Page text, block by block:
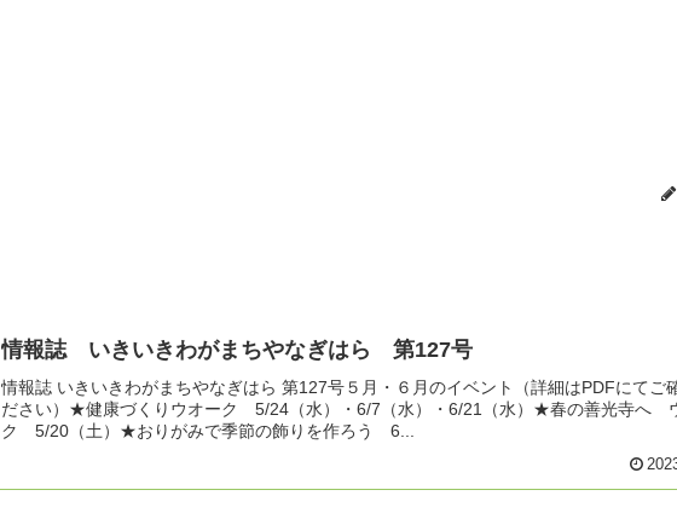
情報誌 いきいきわがまちやなぎはら 第127号
情報誌 いきいきわがまちやなぎはら 第127号５月・６月のイベント（詳細はPDFにてご
ださい）★健康づくりウオーク 5/24（水）・6/7（水）・6/21（水）★春の善光寺へ
ク 5/20（土）★おりがみで季節の飾りを作ろう 6...